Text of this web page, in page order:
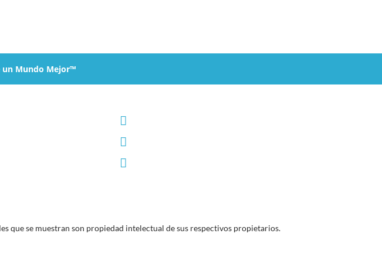
un Mundo Mejor™
que se muestran son propiedad intelectual de sus respectivos propietarios.